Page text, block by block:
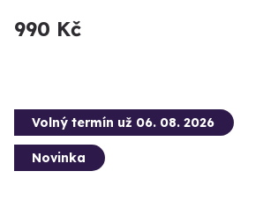
990 Kč
Volný termín už 06. 08. 2026
Novinka